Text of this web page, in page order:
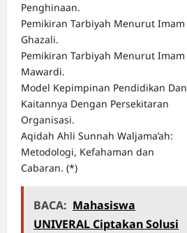
Penghinaan.
Pemikiran Tarbiyah Menurut Imam
Ghazali.
Pemikiran Tarbiyah Menurut Imam
Mawardi.
Model Kepimpinan Pendidikan Dan
Kaitannya Dengan Persekitaran
Organisasi.
Aqidah Ahli Sunnah Waljama’ah:
Metodologi, Kefahaman dan
Cabaran. (*)
BACA: Mahasiswa
UNIVERAL Ciptakan Solusi